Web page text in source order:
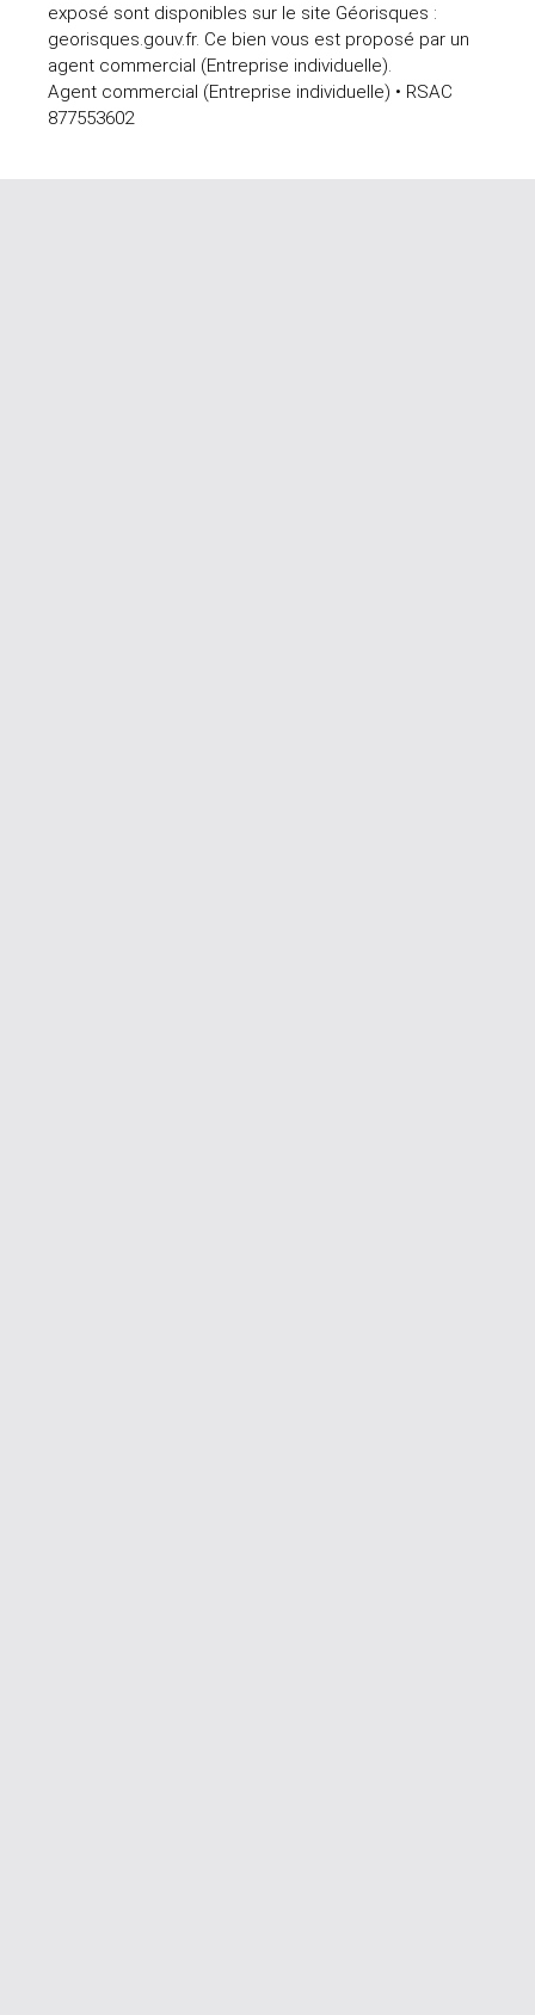
exposé sont disponibles sur le site Géorisques :
georisques.gouv.fr. Ce bien vous est proposé par un
agent commercial (Entreprise individuelle).
Agent commercial (Entreprise individuelle) • RSAC
877553602